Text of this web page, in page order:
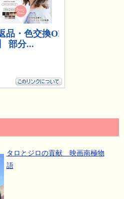
タロとジロの貢献 映画南極物
語